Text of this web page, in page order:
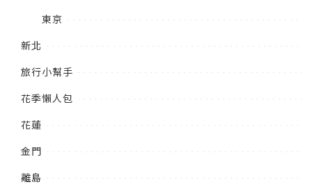
東京
新北
旅行小幫手
花季懶人包
花蓮
金門
離島